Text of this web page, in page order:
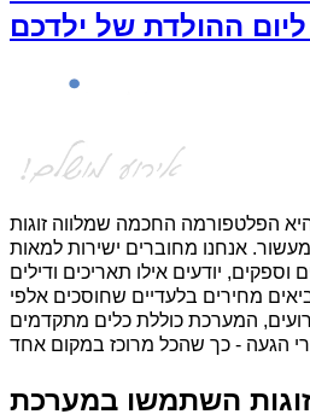
ליום ההולדת של ילדכם
הפלטפורמה החכמה שמלווה זוגות
אנחנו מחוברים ישירות למאות
וספקים, יודעים אילו תאריכים ודילים
מחירים בלעדיים שחוסכים אלפי
המערכת כוללת כלים מתקדמים
100,000 זוגות השתמשו במערכת